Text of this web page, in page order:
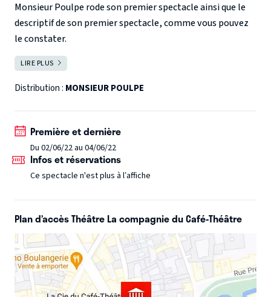
Monsieur Poulpe rode son premier spectacle ainsi que le
descriptif de son premier spectacle, comme vous pouvez
le constater.
LIRE PLUS
Distribution : MONSIEUR POULPE
Première et dernière
Du 02/06/22 au 04/06/22
Infos et réservations
Ce spectacle n'est plus à l’affiche
Plan d’accès Théâtre La compagnie du Café-Théâtre